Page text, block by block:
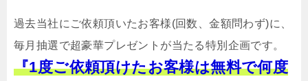
過去当社にご依頼頂いたお客様(回数、金額問わず)に、
毎月抽選で超豪華プレゼントが当たる特別企画です。
『1度ご依頼頂けたお客様は無料で何度